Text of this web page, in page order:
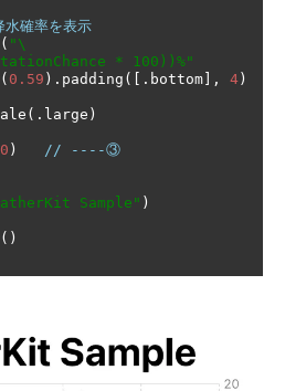
確率を表示
( "\
* 100))%"
( 0.59 ). padding ([. bottom ], 4 )
(. large )
0 )
// ----③
Sample" )
()